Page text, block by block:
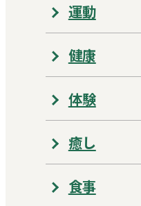
運動
健康
体験
癒し
食事